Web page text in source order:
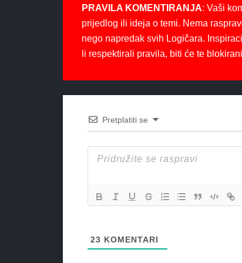
PRAVILA KOMENTIRANJA: Vaši
prijedlog ili ideja o temi. Nema
nego napredak svih Logičara.
li respektirali pravila, biti će te
Pretplatiti se
23 KOMENTARI